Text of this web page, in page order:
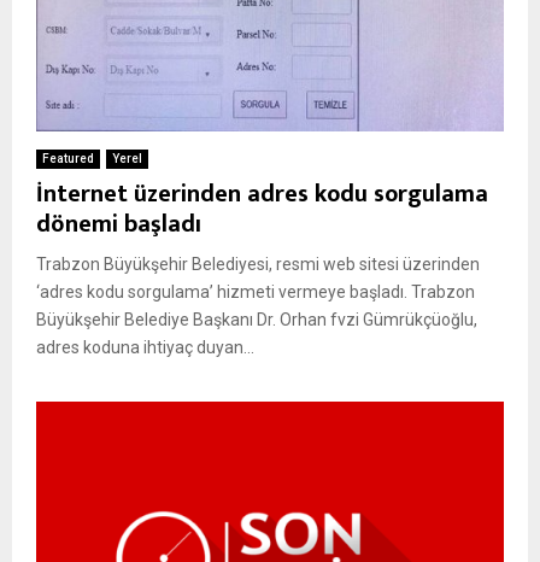
Featured Yerel
İnternet üzerinden adres kodu sorgulama
dönemi başladı
Trabzon Büyükşehir Belediyesi, resmi web sitesi üzerinden
‘adres kodu sorgulama’ hizmeti vermeye başladı. Trabzon
Büyükşehir Belediye Başkanı Dr. Orhan fvzi Gümrükçüoğlu,
adres koduna ihtiyaç duyan...